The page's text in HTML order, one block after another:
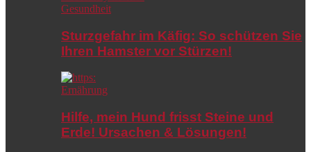
Gesundheit
Sturzgefahr im Käfig: So schützen Sie
Ihren Hamster vor Stürzen!
Ernährung
Hilfe, mein Hund frisst Steine und
Erde! Ursachen & Lösungen!